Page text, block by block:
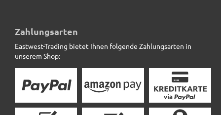
Zahlungsarten
Eastwest-Trading bietet Ihnen folgende Zahlungsarten in
unserem Shop: